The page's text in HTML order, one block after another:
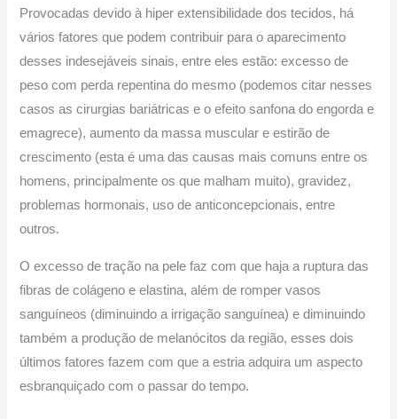
Provocadas devido à hiper extensibilidade dos tecidos, há
vários fatores que podem contribuir para o aparecimento
desses indesejáveis sinais, entre eles estão: excesso de
peso com perda repentina do mesmo (podemos citar nesses
casos as cirurgias bariátricas e o efeito sanfona do engorda e
emagrece), aumento da massa muscular e estirão de
crescimento (esta é uma das causas mais comuns entre os
homens, principalmente os que malham muito), gravidez,
problemas hormonais, uso de anticoncepcionais, entre
outros.
O excesso de tração na pele faz com que haja a ruptura das
fibras de colágeno e elastina, além de romper vasos
sanguíneos (diminuindo a irrigação sanguínea) e diminuindo
também a produção de melanócitos da região, esses dois
últimos fatores fazem com que a estria adquira um aspecto
esbranquiçado com o passar do tempo.